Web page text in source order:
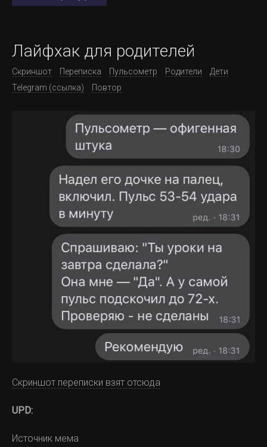
Лайфхак для родителей
Скриншот Переписка Пульсометр Родители
Дети
Telegram (ссылка)
Повтор
Скриншот переписки взят отсюда
UPD:
Источник мема